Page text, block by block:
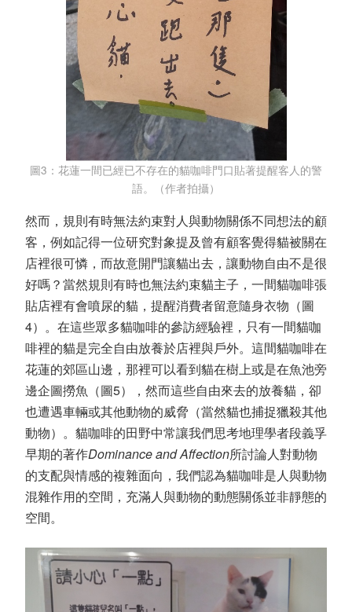
圖3：花蓮一間已經已不存在的貓咖啡門口貼著提醒客人的警
語。（作者拍攝）
然而，規則有時無法約束對人與動物關係不同想法的顧
客，例如記得一位研究對象提及曾有顧客覺得貓被關在
店裡很可憐，而故意開門讓貓出去，讓動物自由不是很
好嗎？當然規則有時也無法約束貓主子，一間貓咖啡張
貼店裡有會噴尿的貓，提醒消費者留意隨身衣物（圖
4）。在這些眾多貓咖啡的參訪經驗裡，只有一間貓咖
啡裡的貓是完全自由放養於店裡與戶外。這間貓咖啡在
花蓮的郊區山邊，那裡可以看到貓在樹上或是在魚池旁
邊企圖撈魚（圖5），然而這些自由來去的放養貓，卻
也遭遇車輛或其他動物的威脅（當然貓也捕捉獵殺其他
動物）。貓咖啡的田野中常讓我們思考地理學者段義孚
早期的著作Dominance and Affection所討論人對動物
的支配與情感的複雜面向，我們認為貓咖啡是人與動物
混雜作用的空間，充滿人與動物的動態關係並非靜態的
空間。